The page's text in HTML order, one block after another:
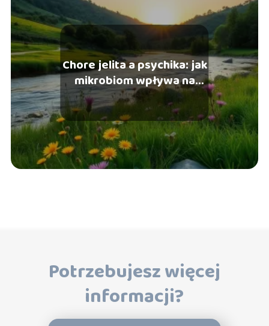
Chore jelita a psychika: jak
mikrobiom wpływa na
nasze samopoczucie?
Potrzebujesz więcej
informacji?